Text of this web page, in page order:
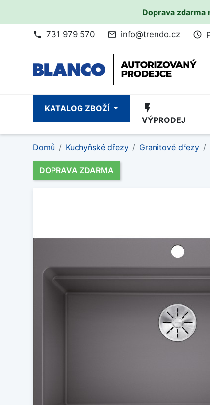
Doprava zdarma
phone 731 979 570 mail_outline info@trendo.cz access_time
KATALOG ZBOŽÍ flash_on
VÝPRODEJ
Domů Kuchyňské dřezy Granitové dřezy
DOPRAVA ZDARMA